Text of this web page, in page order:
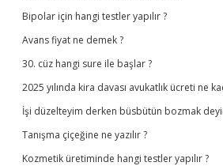
Bipolar için hangi testler yapılır ?
Avans fiyat ne demek ?
30. cüz hangi sure ile başlar ?
2025 yılında kira davası avukatlık ücreti ne
İşi düzelteyim derken büsbütün bozmak
Tanışma çiçeğine ne yazılır ?
Kozmetik üretiminde hangi testler yapılır ?